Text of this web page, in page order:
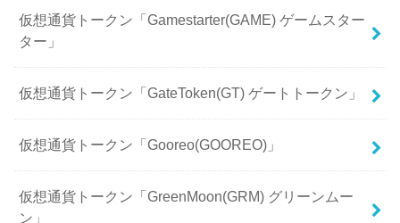
仮想通貨トークン「Gamestarter(GAME) ゲームスター
ター」
仮想通貨トークン「GateToken(GT) ゲートトークン」
仮想通貨トークン「Gooreo(GOOREO)」
仮想通貨トークン「GreenMoon(GRM) グリーンムー
ン」